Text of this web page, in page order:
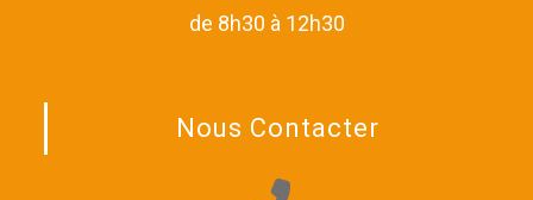
de 8h30 à 12h30
Nous Contacter